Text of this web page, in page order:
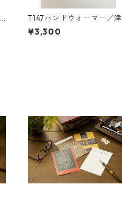
T147ハンドウォーマー／津
田命子デザインアイヌ文様
編み込みハンドウォーマー
¥3,300